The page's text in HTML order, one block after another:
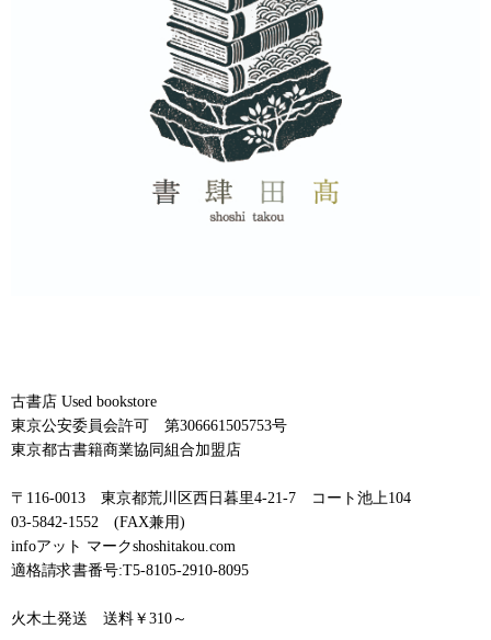
古書店 Used bookstore
東京公安委員会許可 第306661505753号
東京都古書籍商業協同組合加盟店
〒116-0013 東京都荒川区西日暮里4-21-7 コート池上104
03-5842-1552 (FAX兼用)
infoアット マークshoshitakou.com
適格請求書番号:T5-8105-2910-8095
火木土発送 送料￥310～